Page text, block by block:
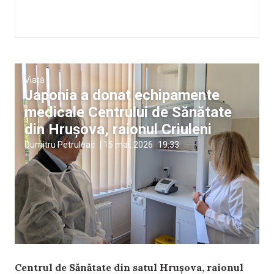
Viață
Japonia a donat echipamente
medicale Centrului de Sănătate
din Hrușova, raionul Criuleni
Dumitru Petruleac 15 mai, 2026 19:33
Centrul de Sănătate din satul Hrușova, raionul